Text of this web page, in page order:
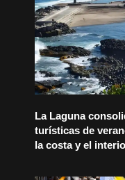
La Laguna
turísticas de
la costa y el